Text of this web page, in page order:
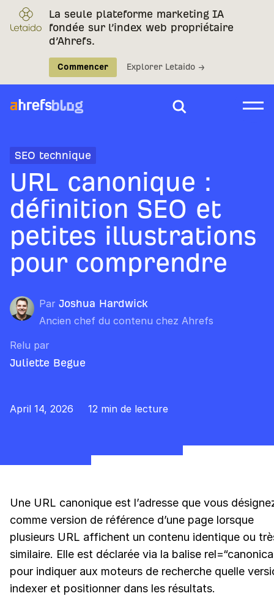
La seule plateforme marketing IA
fondée sur l’index web propriétaire
d’Ahrefs.
Commencer Explorer Letaido →
SEO technique
URL canonique :
définition SEO et
petites illustrations
pour comprendre
Par Joshua Hardwick
Ancien chef du contenu chez Ahrefs
Relu par
Juliette Begue
April 14, 2026 12 min de lecture
Une URL canonique est l’adresse que vous
comme version de référence d’une page lorsque
plusieurs URL affichent un contenu identique ou
similaire. Elle est déclarée via la balise
pour indiquer aux moteurs de recherche quelle
indexer et positionner dans les résultats.